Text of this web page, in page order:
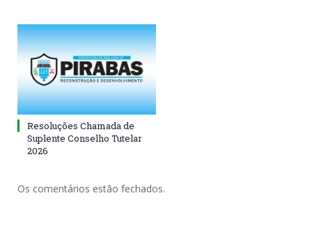
Resoluções Chamada de
Suplente Conselho Tutelar
2026
Os comentários estão fechados.